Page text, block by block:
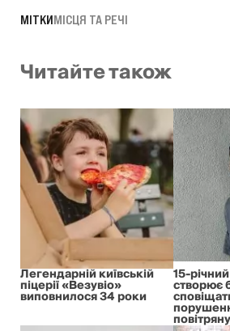
МІТКИМІСЦЯ ТА РЕЧІ
Читайте також
Легендарній київській
піцерії «Везувіо»
виповнилося 34 роки
15-
створює